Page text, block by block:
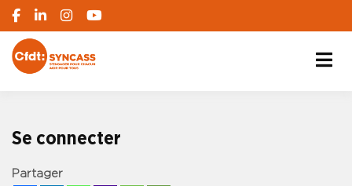
Se connecter
Partager